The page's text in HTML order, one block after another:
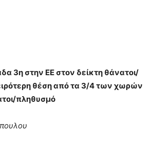
3η στην ΕΕ στον δείκτη θάνατοι/
θέση από τα 3/4 των χωρών
πληθυσμό